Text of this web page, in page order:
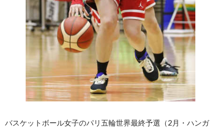
バスケットボール女子のパリ五輪世界最終予選（2月・ハンガ